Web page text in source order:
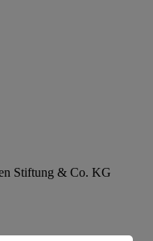
Stiftung & Co. KG